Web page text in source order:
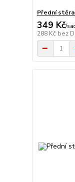
Přední
349 Kč/
288 Kč bez